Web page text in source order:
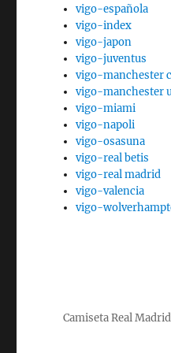
vigo-española
vigo-index
vigo-japon
vigo-juventus
vigo-manchester
vigo-manchester
vigo-miami
vigo-napoli
vigo-osasuna
vigo-real betis
vigo-real madrid
vigo-valencia
vigo-
Camiseta Real